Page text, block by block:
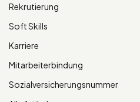
Rekrutierung
Soft Skills
Karriere
Mitarbeiterbindung
Sozialversicherungsnummer